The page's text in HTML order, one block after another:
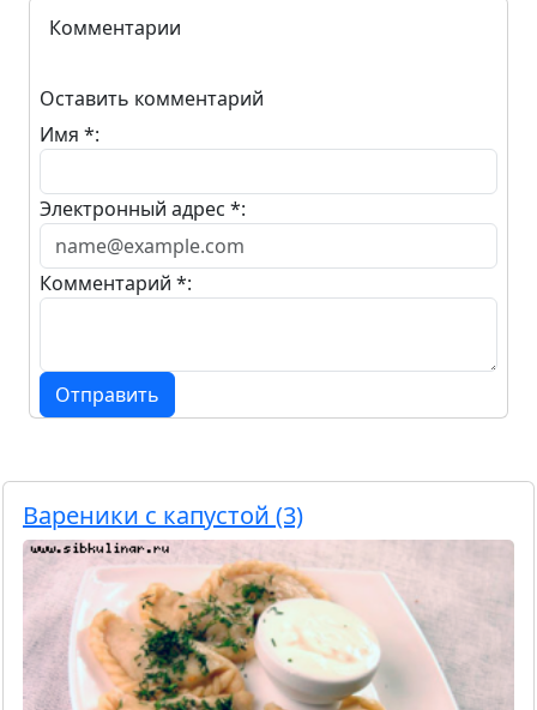
Комментарии
Оставить комментарий
Имя *:
Электронный адрес *:
Комментарий *:
Отправить
Вареники с капустой (3)